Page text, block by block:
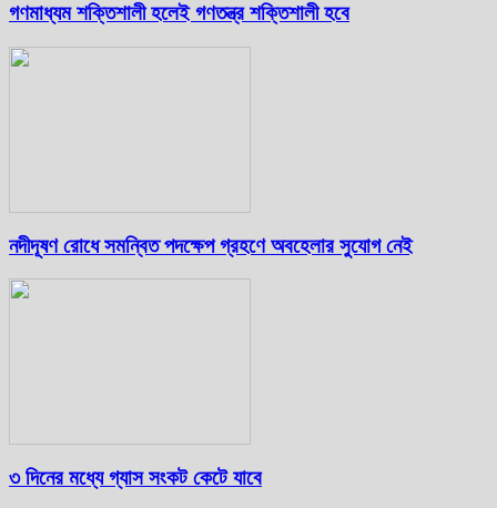
গণমাধ্যম শক্তিশালী হলেই গণতন্ত্র শক্তিশালী হবে
নদীদূষণ রোধে সমন্বিত পদক্ষেপ গ্রহণে অবহেলার সুযোগ নেই
৩ দিনের মধ্যে গ্যাস সংকট কেটে যাবে